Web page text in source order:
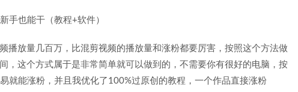
播放量几百万，比混剪视频的播放量和涨粉都要厉害，按照这个方法做
，这个方式属于是非常简单就可以做到的，不需要你有很好的电脑，按
就能涨粉，并且我优化了100%过原创的教程，一个作品直接涨粉